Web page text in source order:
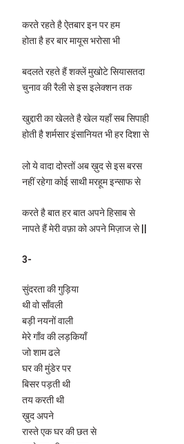
करते रहते है ऐतबार इन पर हम
होता है हर बार मायूस भरोसा भी
बदलते रहते हैं शक्लें मुखोटे सियासतदा
चुनाव की रैली से इस इलेक्शन तक
खुद्दारी का खेलते है खेल यहाँ सब सिपाही
होती है शर्मसार इंसानियत भी हर दिशा से
लो ये वादा दोस्तों अब ख़ुद से इस बरस
नहीं रहेगा कोई साथी मरहूम इन्साफ से
करते है बात हर बात अपने हिसाब से
नापते हैं मेरी वफ़ा को अपने मिज़ाज से ||
3-
सुंदरता की गुड़िया
थी वो साँवली
बड़ी नयनों वाली
मेरे गाँव की लड़कियाँ
जो शाम ढले
घर की मुंडेर पर
बिसर पड़ती थी
तय करती थी
ख़ुद अपने
रास्ते एक घर की छत से